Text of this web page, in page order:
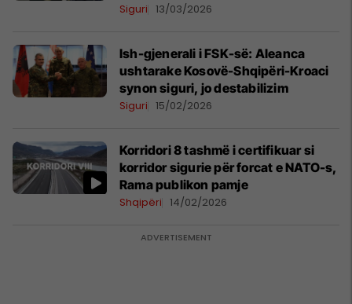
fqinjëve
Siguri 13/03/2026
Ish-gjenerali i FSK-së: Aleanca
ushtarake Kosovë-Shqipëri-Kroaci
synon siguri, jo destabilizim
Siguri 15/02/2026
Korridori 8 tashmë i certifikuar si
korridor sigurie për forcat e NATO-s,
Rama publikon pamje
Shqipëri 14/02/2026